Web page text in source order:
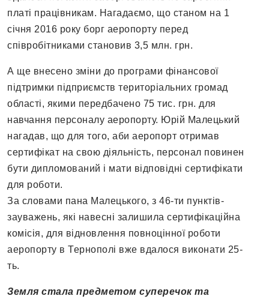
платі працівникам. Нагадаємо, що станом на 1
січня 2016 року борг аеропорту перед
співробітниками становив 3,5 млн. грн.
А ще внесено зміни до програми фінансової
підтримки підприємств територіальних громад
області, якими передбачено 75 тис. грн. для
навчання персоналу аеропорту. Юрій Малецький
нагадав, що для того, аби аеропорт отримав
сертифікат на свою діяльність, персонал повинен
бути дипломований і мати відповідні сертифікати
для роботи.
За словами пана Малецького, з 46-ти пунктів-
зауважень, які навесні залишила сертифікаційна
комісія, для відновлення повноцінної роботи
аеропорту в Тернополі вже вдалося виконати 25-
ть.
Земля стала предметом суперечок та